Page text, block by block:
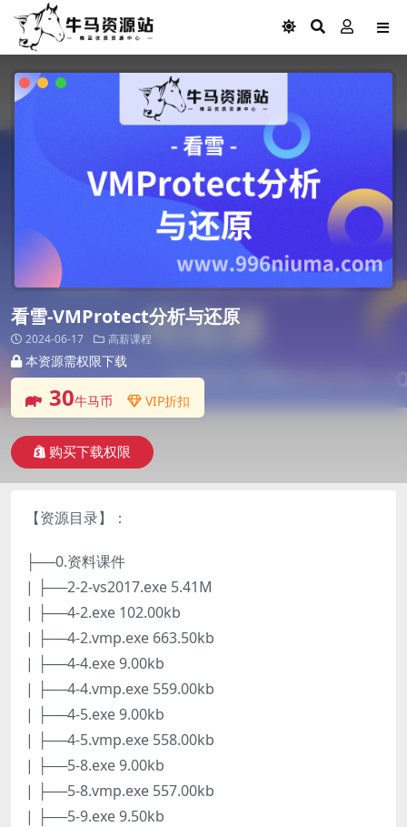
看雪-VMProtect分析与还原
2024-06-17 高薪课程
本资源需权限下载
30牛马币 VIP折扣
购买下载权限
【资源目录】：
├──0.资料课件
| ├──2-2-vs2017.exe 5.41M
| ├──4-2.exe 102.00kb
| ├──4-2.vmp.exe 663.50kb
| ├──4-4.exe 9.00kb
| ├──4-4.vmp.exe 559.00kb
| ├──4-5.exe 9.00kb
| ├──4-5.vmp.exe 558.00kb
| ├──5-8.exe 9.00kb
| ├──5-8.vmp.exe 557.00kb
| ├──5-9.exe 9.50kb